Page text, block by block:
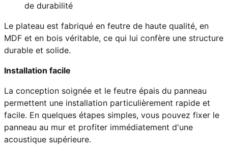
de durabilité
Le plateau est fabriqué en feutre de haute qualité, en
MDF et en bois véritable, ce qui lui confère une structure
durable et solide.
Installation facile
La conception soignée et le feutre épais du panneau
permettent une installation particulièrement rapide et
facile. En quelques étapes simples, vous pouvez fixer le
panneau au mur et profiter immédiatement d'une
acoustique supérieure.